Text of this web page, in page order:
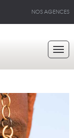
NOS AGENCES